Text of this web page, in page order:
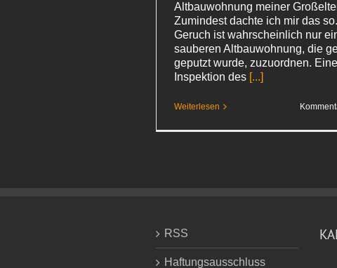
Altbauwohnung meiner
Zumindest dachte ich mir das
Geruch ist wahrscheinlich nur
sauberen Altbauwohnung, die
geputzt wurde, zuzuordnen.
Inspektion des [...]
Weiterlesen
RSS
Haftungsausschluss